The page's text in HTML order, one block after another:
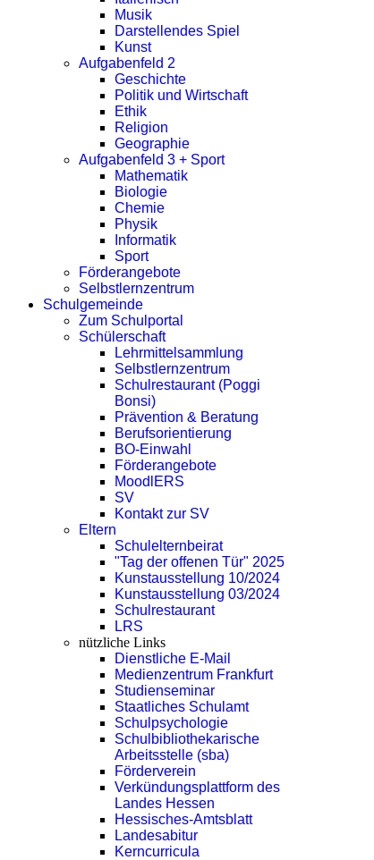
Musik
Darstellendes Spiel
Kunst
Aufgabenfeld 2
Geschichte
Politik und Wirtschaft
Ethik
Religion
Geographie
Aufgabenfeld 3 + Sport
Mathematik
Biologie
Chemie
Physik
Informatik
Sport
Förderangebote
Selbstlernzentrum
Schulgemeinde
Zum Schulportal
Schülerschaft
Lehrmittelsammlung
Selbstlernzentrum
Schulrestaurant (Poggi
Bonsi)
Prävention & Beratung
Berufsorientierung
BO-Einwahl
Förderangebote
MoodlERS
SV
Kontakt zur SV
Eltern
Schulelternbeirat
"Tag der offenen Tür" 2025
Kunstausstellung 10/2024
Kunstausstellung 03/2024
Schulrestaurant
LRS
nützliche Links
Dienstliche E-Mail
Medienzentrum Frankfurt
Studienseminar
Staatliches Schulamt
Schulpsychologie
Schulbibliothekarische
Arbeitsstelle (sba)
Förderverein
Verkündungsplattform des
Landes Hessen
Hessisches-Amtsblatt
Landesabitur
Kerncurricula